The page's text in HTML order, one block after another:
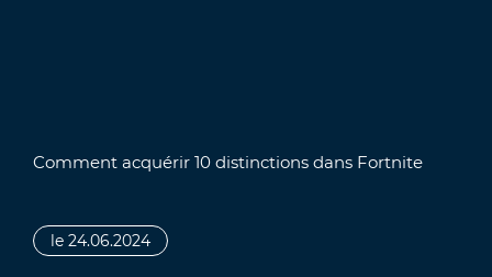
Comment acquérir 10 distinctions dans Fortnite
le 24.06.2024